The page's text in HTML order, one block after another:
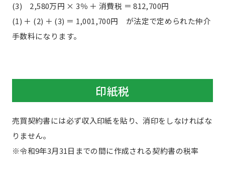
(3) 2,580万円 × 3％ ＋ 消費税 ＝ 812,700円
(1) ＋ (2) ＋ (3) ＝ 1,001,700円 が法定で定められた仲介
手数料になります。
印紙税
売買契約書には必ず収入印紙を貼り、消印をしなければな
りません。
※令和9年3月31日 までの間に作成される契約書の税率